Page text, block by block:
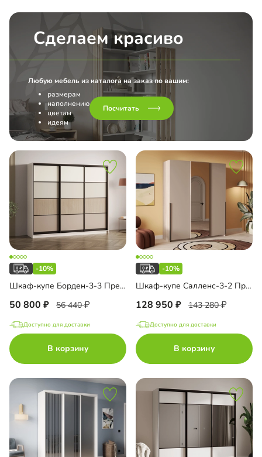
Сделаем красиво
Любую мебель из каталога на заказ по вашим:
размерам
наполнению
цветам
идеям
Посчитать
-10%
Шкаф-купе Борден-3-3 Премиум
50 800 56 440
Доступно для доставки
В корзину
-10%
Шкаф-купе Салленс-3-2 Премиум
128 950 143 280
Доступно для доставки
В корзину